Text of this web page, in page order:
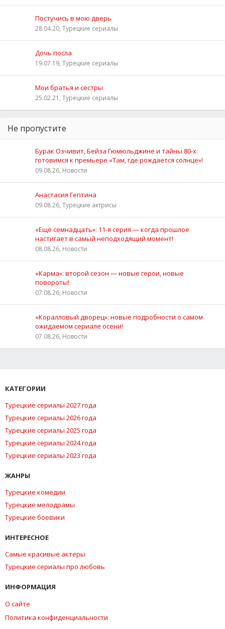
Постучись в мою дверь
28.04.20, Турецкие сериалы
Дочь посла
19.07.19, Турецкие сериалы
Мои братья и сестры
25.02.21, Турецкие сериалы
Не пропустите
Бурак Озчивит, Бейза Гюмюльджине и тайны 80‑х:
готовимся к премьере «Там, где рождается солнце»!
09.08.26, Новости
Анастасия Гептина
09.08.26, Турецкие актрисы
«Ещё семнадцать»: 11‑я серия — когда прошлое
настигает в самый неподходящий момент!
08.08.26, Новости
«Карма»: второй сезон — новые герои, новые
повороты!
07.08.26, Новости
«Коралловый дворец»: новые подробности о самом
ожидаемом сериале осени!
07.08.26, Новости
КАТЕГОРИИ
Турецкие сериалы 2027 года
Турецкие сериалы 2026 года
Турецкие сериалы 2025 года
Турецкие сериалы 2024 года
Турецкие сериалы 2023 года
ЖАНРЫ
Турецкие комедии
Турецкие мелодрамы
Турецкие боевики
ИНТЕРЕСНОЕ
Самые красивые актеры
Турецкие сериалы про любовь
ИНФОРМАЦИЯ
О сайте
Политика конфиденциальности